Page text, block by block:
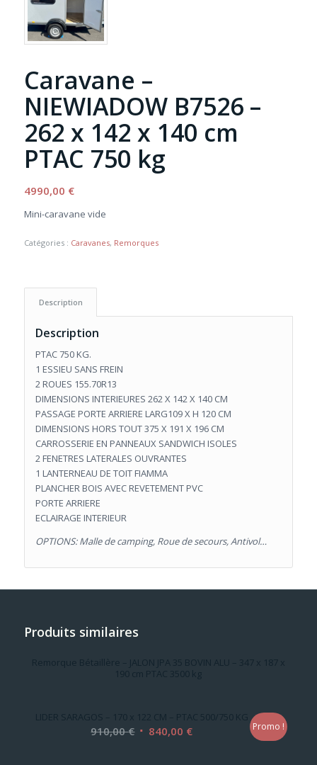
Caravane –
NIEWIADOW B7526 –
262 x 142 x 140 cm
PTAC 750 kg
4990,00 €
Mini-caravane vide
Catégories : Caravanes, Remorques
Description
Description
PTAC 750 KG.
1 ESSIEU SANS FREIN
2 ROUES 155.70R13
DIMENSIONS INTERIEURES 262 X 142 X 140 CM
PASSAGE PORTE ARRIERE LARG109 X H 120 CM
DIMENSIONS HORS TOUT 375 X 191 X 196 CM
CARROSSERIE EN PANNEAUX SANDWICH ISOLES
2 FENETRES LATERALES OUVRANTES
1 LANTERNEAU DE TOIT FIAMMA
PLANCHER BOIS AVEC REVETEMENT PVC
PORTE ARRIERE
ECLAIRAGE INTERIEUR
OPTIONS: Malle de camping, Roue de secours, Antivol…
Produits similaires
Remorque Bétaillère – JALON JPA 35 BOVIN ALU – 347 x 187 x
190 cm PTAC 3500 kg
LIDER SARAGOS – 170 x 122 CM – PTAC 500/750 KG
910,00€ Le 840,00 €Le
Promo !